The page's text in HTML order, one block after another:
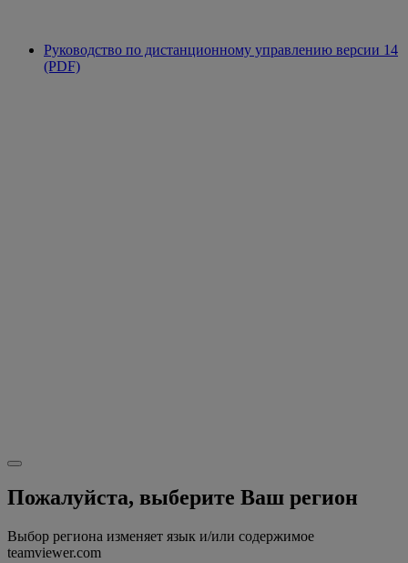
Руководство по дистанционному управлению версии 14
(PDF)
Пожалуйста, выберите Ваш регион
Выбор региона изменяет язык и/или содержимое
teamviewer.com